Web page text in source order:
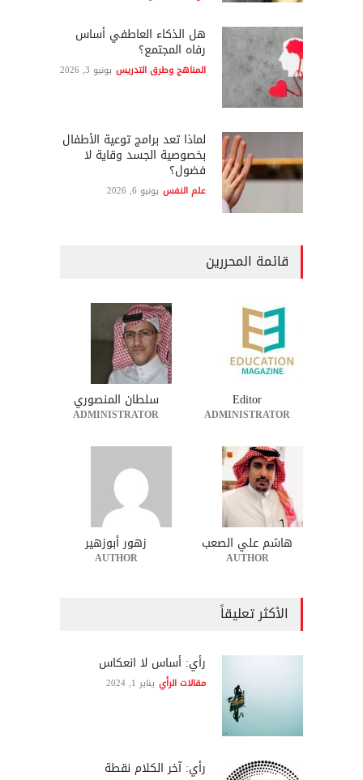
هل الذكاء العاطفي أساس
رفاه المجتمع؟
المناهج وطرق التدريس يونيو 3, 2026
لماذا تعد برامج توعية الأطفال
بخصوصية الجسد وقاية لا
فضول؟
علم النفس يونيو 6, 2026
قائمة المحررين
Editor
ADMINISTRATOR
سلطان المنصوري
ADMINISTRATOR
هاشم علي الصعب
AUTHOR
زهور أبوزهير
AUTHOR
الأكثر تعليقاً
رأي: أساس لا انعكاس
مقالات الرأي يناير 1, 2024
رأي: آخر الكلام نقطة